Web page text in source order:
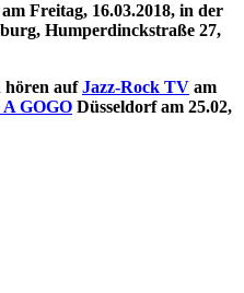
Freitag, 16.03.2018, in der
Humperdinckstraße 27,
hören aufJazz-Rock TV am
A GOGO Düsseldorf am 25.02,